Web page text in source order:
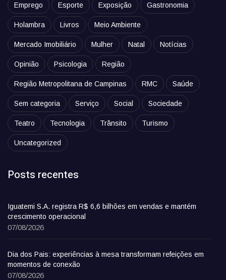
Emprego Esporte Exposição Gastronomia
Holambra Livros Meio Ambiente
Mercado Imobiliário Mulher Natal Notícias
Opinião Psicologia Região
Região Metropolitana de Campinas RMC Saúde
Sem categoria Serviço Social Sociedade
Teatro Tecnologia Trânsito Turismo
Uncategorized
Posts recentes
Iguatemi S.A. registra R$ 6,6 bilhões em vendas e mantém
crescimento operacional
07/08/2026
Dia dos Pais: experiências à mesa transformam refeições em
momentos de conexão
07/08/2026